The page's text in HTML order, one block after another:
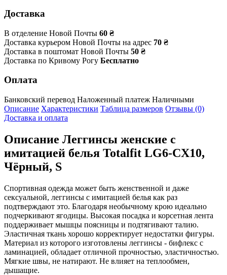
Доставка
В отделение Новой Почты 60 ₴
Доставка курьером Новой Почты на адрес 70 ₴
Доставка в поштомат Новой Почты 50 ₴
Доставка по Кривому Рогу Бесплатно
Оплата
Банковский перевод Наложенный платеж Наличными
Описание Характеристики Таблица размеров Отзывы (0)
Доставка и оплата
Описание Леггинсы женские с
имитацией белья Totalfit LG6-CX10,
Чёрный, S
Спортивная одежда может быть женственной и даже
сексуальной, леггинсы с имитацией белья как раз
подтверждают это. Благодаря необычному крою идеально
подчеркивают ягодицы. Высокая посадка и корсетная лента
поддерживает мышцы поясницы и подтягивают талию.
Эластичная ткань хорошо корректирует недостатки фигуры.
Материал из которого изготовлены леггинсы - бифлекс с
ламинацией, обладает отличной прочностью, эластичностью.
Мягкие швы, не натирают. Не влияет на теплообмен,
дышащие.